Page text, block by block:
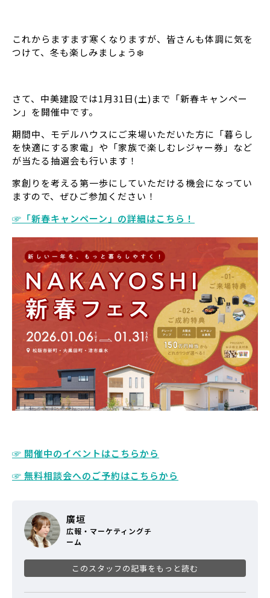
これからますます寒くなりますが、皆さんも体調に気を
つけて、冬も楽しみましょう❄️
さて、中美建設では1月31日(土)まで「新春キャンペー
ン」を開催中です。
期間中、モデルハウスにご来場いただいた方に「暮らし
を快適にする家電」や「家族で楽しむレジャー券」など
が当たる抽選会も行います！
家創りを考える第一歩にしていただける機会になってい
ますので、ぜひご参加ください！
☞「新春キャンペーン」の詳細はこちら！
☞ 開催中のイベントはこちらから
☞ 無料相談会へのご予約はこちらから
廣垣
広報・マーケティングチ
ーム
このスタッフの記事をもっと読む